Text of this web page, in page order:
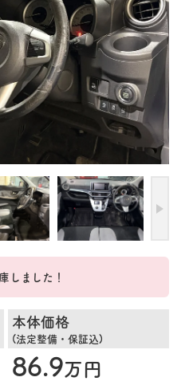
しました！
本体価格
(法定整備・保証込)
86.9万円